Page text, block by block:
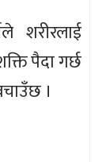
शरीरलाई
पैदा गर्छ
।